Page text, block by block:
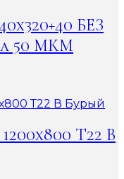
БЕЗ
50 МКМ
Т22 В